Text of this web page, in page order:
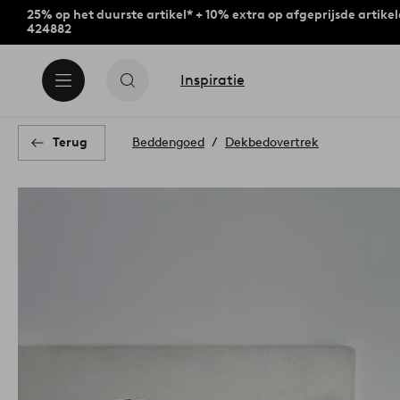
25% op het duurste artikel* + 10% extra op afgeprijsde
424882
Inspiratie
Terug Beddengoed Dekbedovertrek